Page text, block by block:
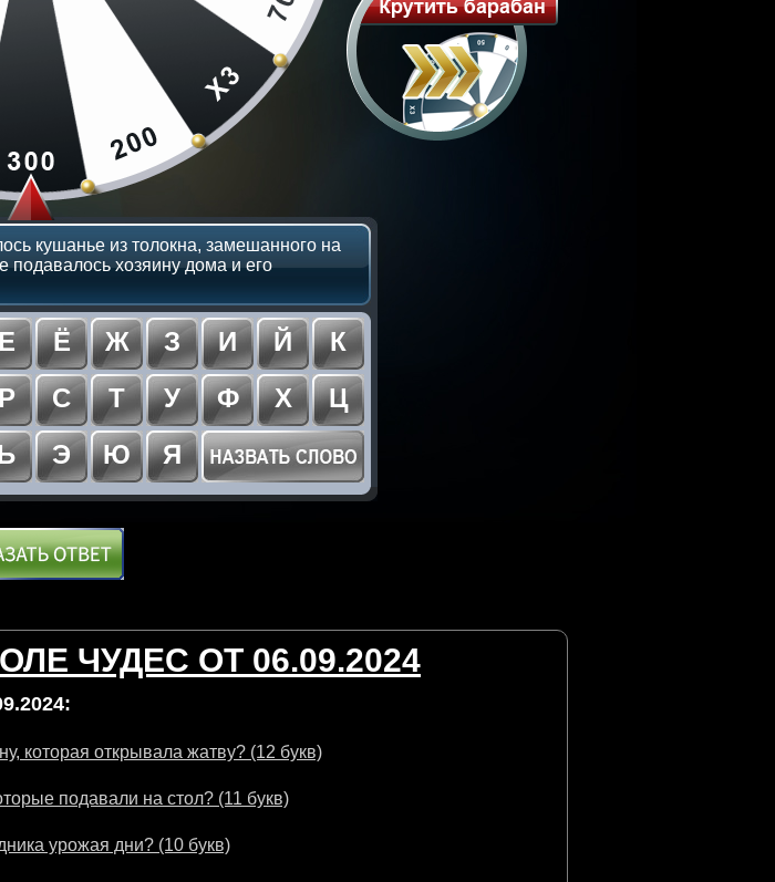
кушанье из толокна, замешанного на
подавалось хозяину дома и его
Ё Ж З И Й
К
С Т У Ф Х
Ц
Э Ю Я
ЧУДЕС ОТ 06.09.2024
которая открывала жатву? (12 букв)
подавали на стол? (11 букв)
урожая дни? (10 букв)